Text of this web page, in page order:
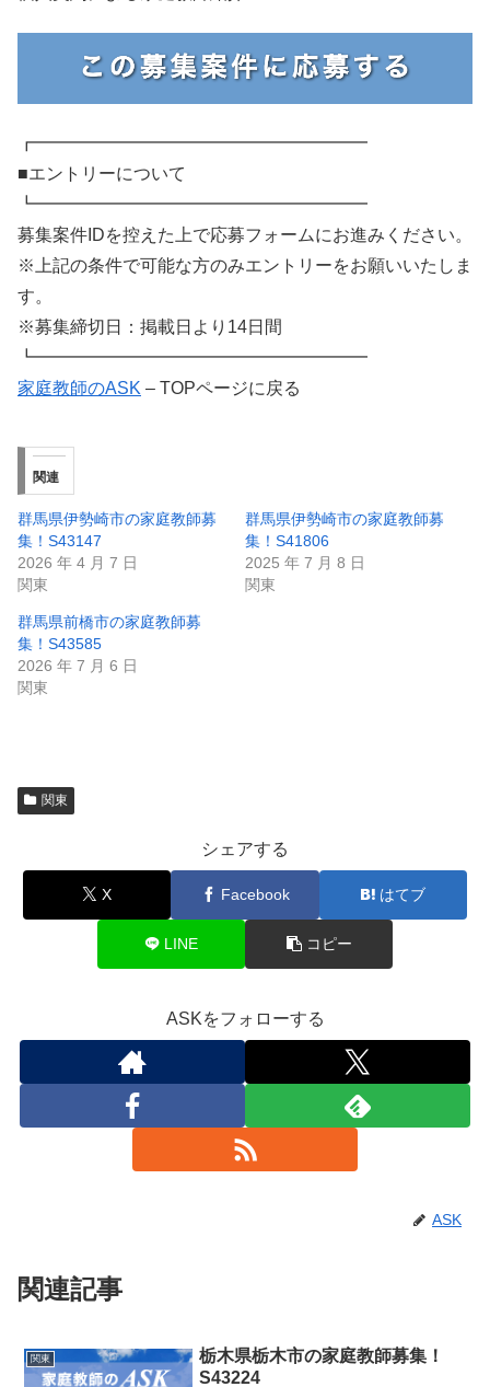
┏━━━━━━━━━━━━━━━━━━━
■エントリーについて
┗━━━━━━━━━━━━━━━━━━━
募集案件IDを控えた上で応募フォームにお進みください。
※上記の条件で可能な方のみエントリーをお願いいたしま
す。
※募集締切日：掲載日より14日間
┗━━━━━━━━━━━━━━━━━━━
家庭教師のASK – TOPページに戻る
関連
群馬県伊勢崎市の家庭教師募
集！S43147
2026 年 4 月 7 日
関東
群馬県伊勢崎市の家庭教師募
集！S41806
2025 年 7 月 8 日
関東
群馬県前橋市の家庭教師募
集！S43585
2026 年 7 月 6 日
関東
関東
シェアする
X Facebook はてブ
LINE コピー
ASKをフォローする
ASK
関連記事
関東
栃木県栃木市の家庭教師募集！
S43224